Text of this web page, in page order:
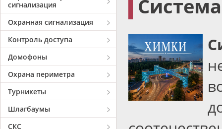
сигнализация
Охранная сигнализация
Контроль доступа
Домофоны
Охрана периметра
Турникеты
Шлагбаумы
СКС
Система